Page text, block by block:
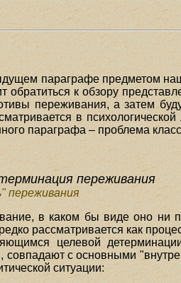
параграфе предметом
обратиться к обзору
переживания, а затем
в
параграфа – проблема
переживания
переживания
в каком бы виде оно ни
рассматривается как
целевой
совпадают с основными
ситуации: